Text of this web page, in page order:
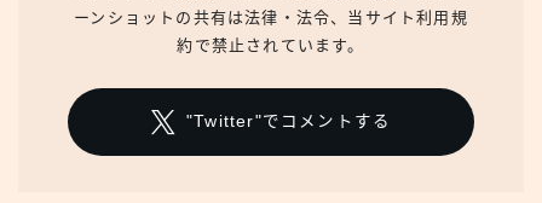
ーンショットの共有は法律・法令、当サイト利用規
約で禁止されています。
"Twitter"でコメントする